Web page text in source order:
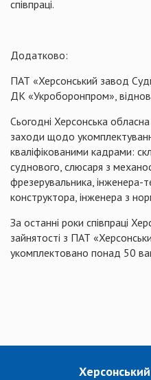
співпраці.
Додатково:
ПАТ «Херсонський завод
ДК «Укроборонпром»,
Сьогодні Херсонська
заходи щодо
кваліфікованими кадрами:
суднового, слюсаря з
фрезерувальника, інженера-
конструктора, інженера з
За останні роки співпраці
зайнятості з ПАТ
укомплектовано понад 50